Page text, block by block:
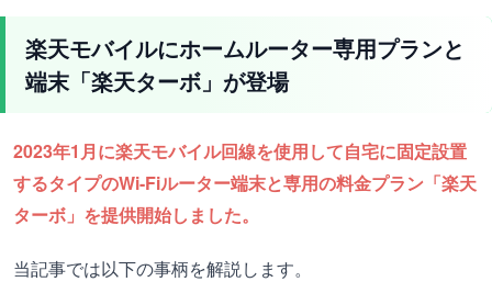
楽天モバイルにホームルーター専用プランと
端末「楽天ターボ」が登場
2023年1月に楽天モバイル回線を使用して自宅に固定設置
するタイプのWi-Fiルーター端末と専用の料金プラン「楽天
ターボ」を提供開始しました。
当記事では以下の事柄を解説します。